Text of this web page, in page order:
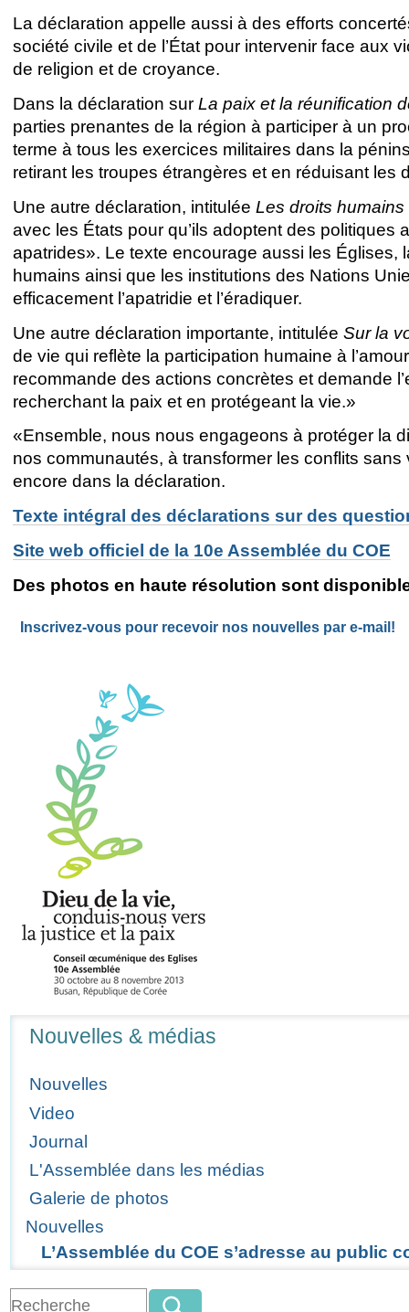
La déclaration appelle aussi à des efforts
société civile et de l’État pour intervenir face aux
de religion et de croyance.
Dans la déclaration surLa paix et la réunification
parties prenantes de la région à participer à un
terme à tous les exercices militaires dans la
retirant les troupes étrangères et en réduisant les
Une autre déclaration, intituléeLes droits
avec les États pour qu’ils adoptent des politiques
apatrides». Le texte encourage aussi les
humains ainsi que les institutions des Nations
efficacement l’apatridie et l’éradiquer.
Une autre déclaration importante, intituléeSur la
de vie qui reflète la participation humaine à
recommande des actions concrètes et demande
recherchant la paix et en protégeant la vie.»
«Ensemble, nous nous engageons à protéger la
nos communautés, à transformer les conflits
encore dans la déclaration.
Texte intégral des déclarations sur des
Site web officiel de la 10e Assemblée du COE
Des photos en haute résolution sont
Inscrivez-vous pour recevoir nos nouvelles par e-mail!
Nouvelles & médias
Nouvelles
Video
Journal
L'Assemblée dans les médias
Galerie de photos
Nouvelles
L’Assemblée du COE s’adresse au public